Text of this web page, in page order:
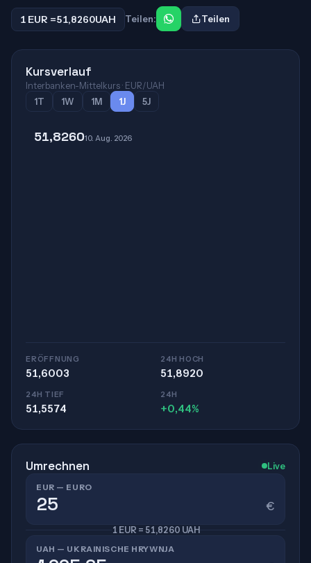
1 EUR =51,8260UAH Teilen: Teilen
Kursverlauf
Interbanken-Mittelkurs · EUR/UAH
1T
1W 1M 1J 5J
51,826010. Aug. 2026
ERÖFFNUNG
51,6003
24H HOCH
51,8920
24H TIEF
51,5574
24H
+0,44%
Umrechnen Live
EUR — EURO
€
1 EUR = 51,8260 UAH
UAH — UKRAINISCHE HRYWNJA